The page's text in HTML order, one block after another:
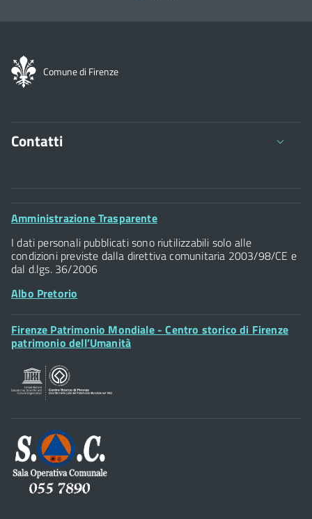
Comune di Firenze
Contatti
Comune di Firenze
Palazzo Vecchio
Piazza della Signoria - 50122, Firenze
Posta Elettronica Certificata
Footer
Amministrazione Trasparente
I dati personali pubblicati sono riutilizzabili solo alle
condizioni previste dalla direttiva comunitaria 2003/98/CE e
dal d.lgs. 36/2006
Albo Pretorio
Footer
Widget
Firenze Patrimonio Mondiale - Centro storico di Firenze
patrimonio dell’Umanità
Footer
Widget